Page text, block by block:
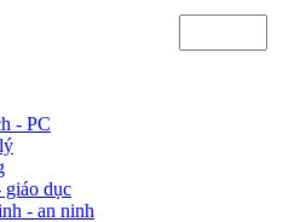
- PC
giáo dục
- an ninh